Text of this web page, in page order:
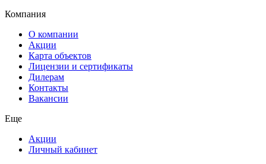
Компания
О компании
Акции
Карта объектов
Лицензии и сертификаты
Дилерам
Контакты
Вакансии
Еще
Акции
Личный кабинет